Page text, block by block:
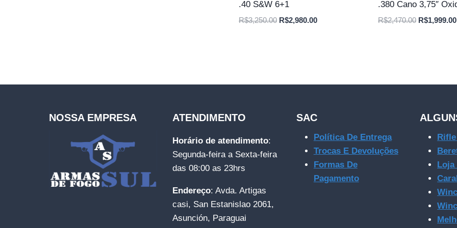
.40 S&W 6+1
R$3,250.00 O
R$2,980.00O
.380 Cano 3,75″
R$2,470.00 O
R$1,999.00
NOSSA EMPRESA ATENDIMENTO
Horário de atendimento:
Segunda-feira a Sexta-feira
das 08:00 as 23hrs
Endereço: Avda. Artigas
casi, San Estanislao 2061,
Asunción, Paraguai
SAC
Política De Entrega
Trocas E Devoluções
Formas De
Pagamento
Loja